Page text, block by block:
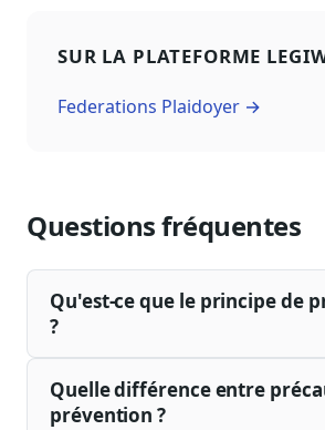
SUR LA PLATEFORME
Federations Plaidoyer →
Questions fréquentes
Qu'est-ce que le principe de
?
Quelle différence entre
prévention ?